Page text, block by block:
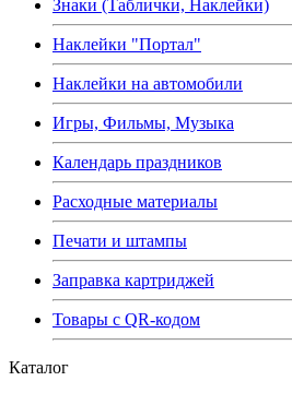
Знаки (Таблички, Наклейки)
Наклейки "Портал"
Наклейки на автомобили
Игры, Фильмы, Музыка
Календарь праздников
Расходные материалы
Печати и штампы
Заправка картриджей
Товары с QR-кодом
Каталог